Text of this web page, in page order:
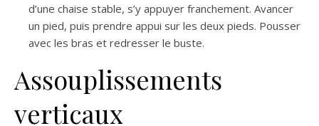
d’une chaise stable, s’y appuyer franchement. Avancer
un pied, puis prendre appui sur les deux pieds. Pousser
avec les bras et redresser le buste.
Assouplissements
verticaux